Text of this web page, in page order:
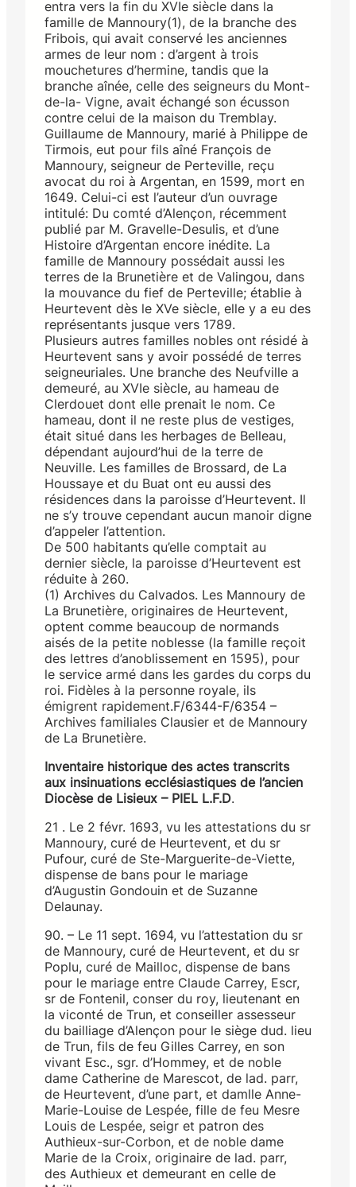
entra vers la fin du XVIe siècle dans la
famille de Mannoury(1), de la branche des
Fribois, qui avait conservé les anciennes
armes de leur nom : d’argent à trois
mouchetures d’hermine, tandis que la
branche aînée, celle des seigneurs du Mont-
de-la- Vigne, avait échangé son écusson
contre celui de la maison du Tremblay.
Guillaume de Mannoury, marié à Philippe de
Tirmois, eut pour fils aîné François de
Mannoury, seigneur de Perteville, reçu
avocat du roi à Argentan, en 1599, mort en
1649. Celui-ci est l’auteur d’un ouvrage
intitulé: Du comté d’Alençon, récemment
publié par M. Gravelle-Desulis, et d’une
Histoire d’Argentan encore inédite. La
famille de Mannoury possédait aussi les
terres de la Brunetière et de Valingou, dans
la mouvance du fief de Perteville; établie à
Heurtevent dès le XVe siècle, elle y a eu des
représentants jusque vers 1789.
Plusieurs autres familles nobles ont résidé à
Heurtevent sans y avoir possédé de terres
seigneuriales. Une branche des Neufville a
demeuré, au XVIe siècle, au hameau de
Clerdouet dont elle prenait le nom. Ce
hameau, dont il ne reste plus de vestiges,
était situé dans les herbages de Belleau,
dépendant aujourd’hui de la terre de
Neuville. Les familles de Brossard, de La
Houssaye et du Buat ont eu aussi des
résidences dans la paroisse d’Heurtevent. Il
ne s’y trouve cependant aucun manoir digne
d’appeler l’attention.
De 500 habitants qu’elle comptait au
dernier siècle, la paroisse d’Heurtevent est
réduite à 260.
(1) Archives du Calvados. Les Mannoury de
La Brunetière, originaires de Heurtevent,
optent comme beaucoup de normands
aisés de la petite noblesse (la famille reçoit
des lettres d’anoblissement en 1595), pour
le service armé dans les gardes du corps du
roi. Fidèles à la personne royale, ils
émigrent rapidement.F/6344-F/6354 –
Archives familiales Clausier et de Mannoury
de La Brunetière.
Inventaire historique des actes transcrits
aux insinuations ecclésiastiques de l’ancien
Diocèse de Lisieux – PIEL L.F.D.
21 . Le 2 févr. 1693, vu les attestations du sr
Mannoury, curé de Heurtevent, et du sr
Pufour, curé de Ste-Marguerite-de-Viette,
dispense de bans pour le mariage
d’Augustin Gondouin et de Suzanne
Delaunay.
90. – Le 11 sept. 1694, vu l’attestation du sr
de Mannoury, curé de Heurtevent, et du sr
Poplu, curé de Mailloc, dispense de bans
pour le mariage entre Claude Carrey, Escr,
sr de Fontenil, conser du roy, lieutenant en
la viconté de Trun, et conseiller assesseur
du bailliage d’Alençon pour le siège dud. lieu
de Trun, fils de feu Gilles Carrey, en son
vivant Esc., sgr. d’Hommey, et de noble
dame Catherine de Marescot, de lad. parr,
de Heurtevent, d’une part, et damlle Anne-
Marie-Louise de Lespée, fille de feu Mesre
Louis de Lespée, seigr et patron des
Authieux-sur-Corbon, et de noble dame
Marie de la Croix, originaire de lad. parr,
des Authieux et demeurant en celle de